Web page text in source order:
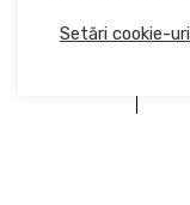
Setări cookie-uri